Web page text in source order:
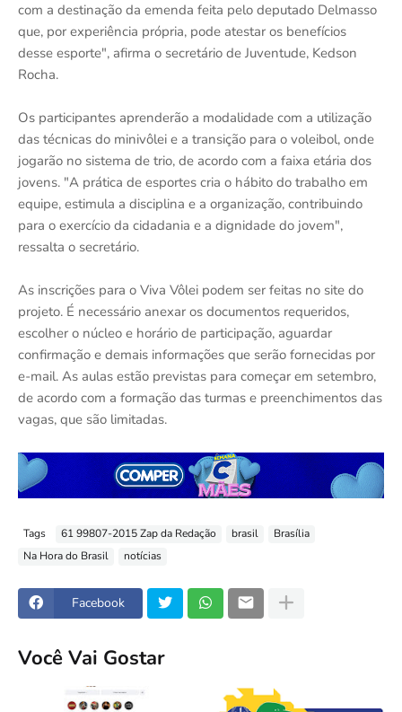
com a destinação da emenda feita pelo deputado Delmasso
que, por experiência própria, pode atestar os benefícios
desse esporte", afirma o secretário de Juventude, Kedson
Rocha.
Os participantes aprenderão a modalidade com a utilização
das técnicas do minivôlei e a transição para o voleibol, onde
jogarão no sistema de trio, de acordo com a faixa etária dos
jovens. "A prática de esportes cria o hábito do trabalho em
equipe, estimula a disciplina e a organização, contribuindo
para o exercício da cidadania e a dignidade do jovem",
ressalta o secretário.
As inscrições para o Viva Vôlei podem ser feitas no site do
projeto. É necessário anexar os documentos requeridos,
escolher o núcleo e horário de participação, aguardar
confirmação e demais informações que serão fornecidas por
e-mail. As aulas estão previstas para começar em setembro,
de acordo com a formação das turmas e preenchimentos das
vagas, que são limitadas.
Tags 61 99807-2015 Zap da Redação brasil
Brasília
Na Hora do Brasil
notícias
Facebook
Você Vai Gostar